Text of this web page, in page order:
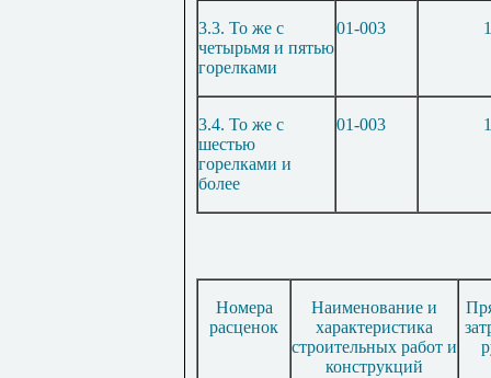
3.3. То же с
четырьмя и пятью
горелками
01-003
3.4. То же с
шестью
горелками и
более
01-003
Номера
расценок
Наименование и
характеристика
строительных работ и
конструкций